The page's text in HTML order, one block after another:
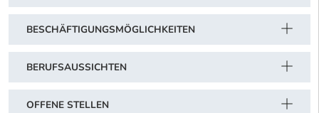
BESCHÄFTIGUNGSMÖGLICHKEITEN
BERUFSAUSSICHTEN
OFFENE STELLEN